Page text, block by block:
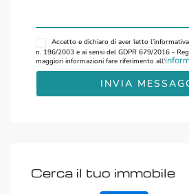
Accetto e dichiaro di aver letto
n. 196/2003 e ai sensi del GDPR 679/2016 -
maggiori informazioni fare riferimento all'
Cerca il tuo immobile